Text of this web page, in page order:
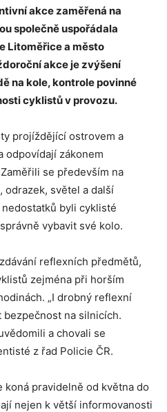
akce zaměřená na
společně uspořádala
Litoměřice a město
akce je zvýšení
na kole, kontrole povinné
cyklistů v provozu.
projíždějící ostrovem a
odpovídají zákonem
se především na
světel a další
byli cyklisté
vybavit své kolo.
reflexních předmětů,
zejména při horším
„I drobný reflexní
na silnicích.
a chovali se
z řad Policie ČR.
pravidelně od května do
nejen k větší informovanosti